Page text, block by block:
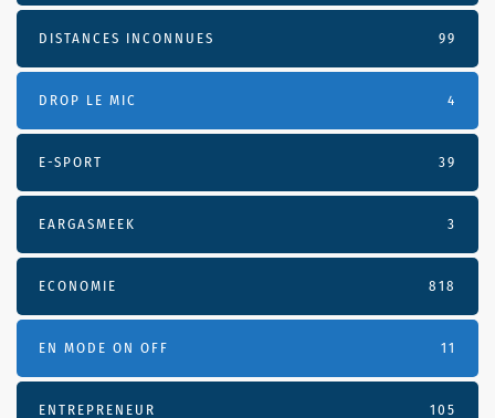
DISTANCES INCONNUES 99
DROP LE MIC 4
E-SPORT 39
EARGASMEEK 3
ECONOMIE 818
EN MODE ON OFF 11
ENTREPRENEUR 105